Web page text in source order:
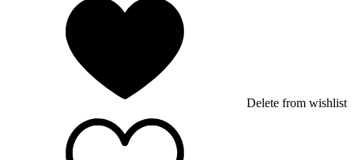
Delete from wishlist